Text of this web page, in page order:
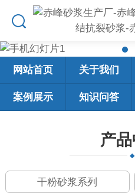
网站首页 关于我们
案例展示 知识问答
产
干粉砂浆系列